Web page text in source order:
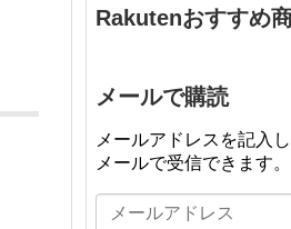
Rakutenおすすめ
メールで購読
メールアドレスを記入
メールで受信できます。
メ